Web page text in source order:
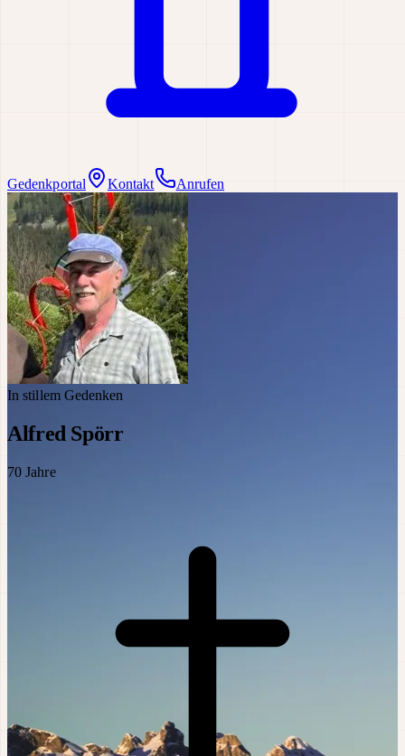
Gedenkportal Kontakt Anrufen
In stillem Gedenken
Alfred Spörr
70 Jahre